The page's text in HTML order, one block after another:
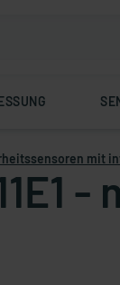
mit